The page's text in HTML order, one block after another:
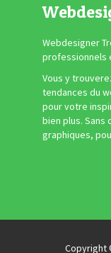
Webdesigner
professionnels
Vous y
tendances du
pour votre
bien plus.
graphiques,
Copyright